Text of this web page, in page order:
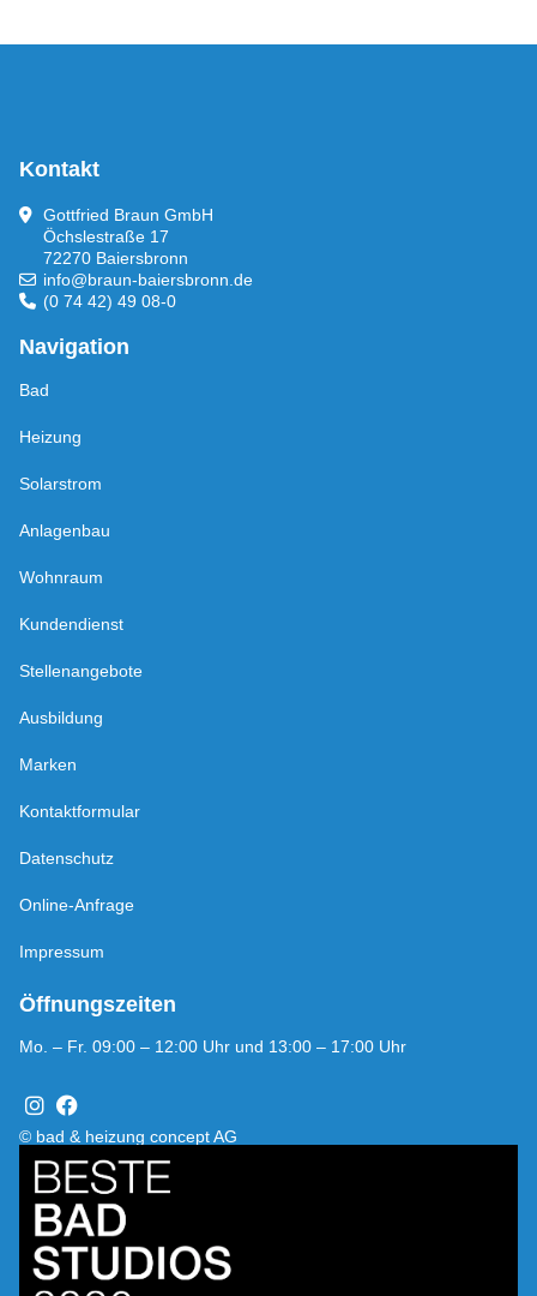
© bad & heizung concept AG
Kontakt
Gottfried Braun GmbH
Öchslestraße 17
72270 Baiersbronn
info@braun-baiersbronn.de
(0 74 42) 49 08-0
Navigation
Bad
Heizung
Solarstrom
Anlagenbau
Wohnraum
Kundendienst
Stellenangebote
Ausbildung
Marken
Kontaktformular
Datenschutz
Online-Anfrage
Impressum
Öffnungszeiten
Mo. – Fr. 09:00 – 12:00 Uhr und 13:00 – 17:00 Uhr